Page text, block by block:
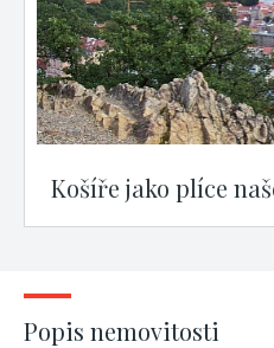
Košíře jako plíce
Popis nemovitosti